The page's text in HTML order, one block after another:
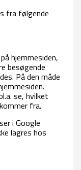
fra følgende
hjemmesiden,
besøgende
På den måde
se, hvilket
fra.
i Google
lagres hos